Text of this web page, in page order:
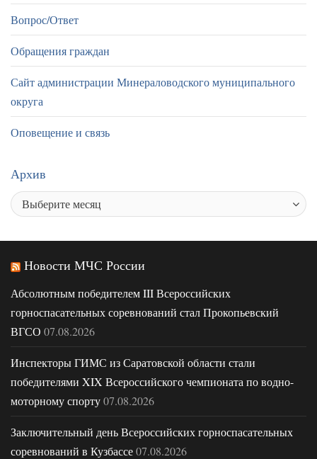
Вопрос/Ответ
Обращения граждан
Сайт администрации Минераловодского муниципального
округа
Оповещение и связь
Архив
Новости МЧС России
Абсолютным победителем III Всероссийских
горноспасательных соревнований стал Прокопьевский
ВГСО 07.08.2026
Инспекторы ГИМС из Саратовской области стали
победителями XIX Всероссийского чемпионата по водно-
моторному спорту07.08.2026
Заключительный день Всероссийских горноспасательных
соревнований в Кузбассе07.08.2026